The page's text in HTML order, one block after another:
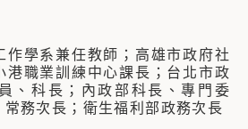
作學系兼任教師；高雄市政府社
港職業訓練中心課長；台北市政
、科長；內政部科長、專門委
常務次長；衛生福利部政務次長